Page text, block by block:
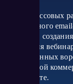
Сервис массовых
эффективного
кампаний,
проведения
конверсионных
электронной
в Интернете.